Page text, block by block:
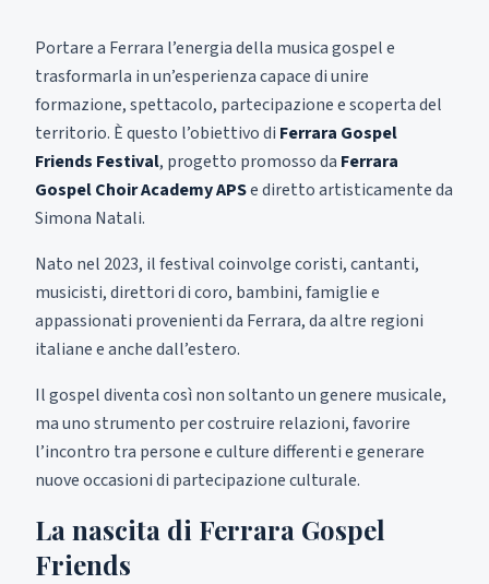
Portare a Ferrara l’energia della musica gospel e
trasformarla in un’esperienza capace di unire
formazione, spettacolo, partecipazione e scoperta del
territorio. È questo l’obiettivo di Ferrara Gospel
Friends Festival, progetto promosso da Ferrara
Gospel Choir Academy APSe diretto artisticamente da
Simona Natali.
Nato nel 2023, il festival coinvolge coristi, cantanti,
musicisti, direttori di coro, bambini, famiglie e
appassionati provenienti da Ferrara, da altre regioni
italiane e anche dall’estero.
Il gospel diventa così non soltanto un genere musicale,
ma uno strumento per costruire relazioni, favorire
l’incontro tra persone e culture differenti e generare
nuove occasioni di partecipazione culturale.
La nascita di Ferrara Gospel
Friends